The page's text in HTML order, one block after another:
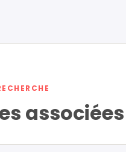
associées